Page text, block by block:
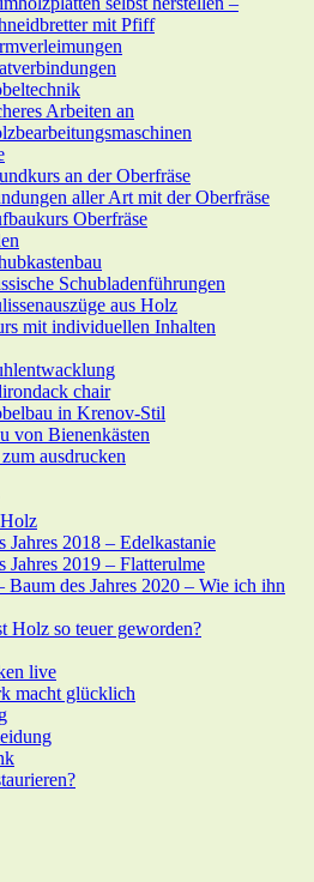
mit Pfiff
Arbeiten an
an der Oberfräse
aller Art mit der Oberfräse
Oberfräse
Schubladenführungen
aus Holz
mit individuellen Inhalten
chair
in Krenov-Stil
von Bienenkästen
ausdrucken
Jahres 2018 – Edelkastanie
Jahres 2019 – Flatterulme
Baum des Jahres 2020 – Wie ich ihn
Holz so teuer geworden?
live
macht glücklich